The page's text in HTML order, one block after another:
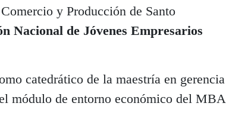
y Producción de Santo
Nacional de Jóvenes Empresarios
catedrático de la maestría en gerencia
módulo de entorno económico del MBA